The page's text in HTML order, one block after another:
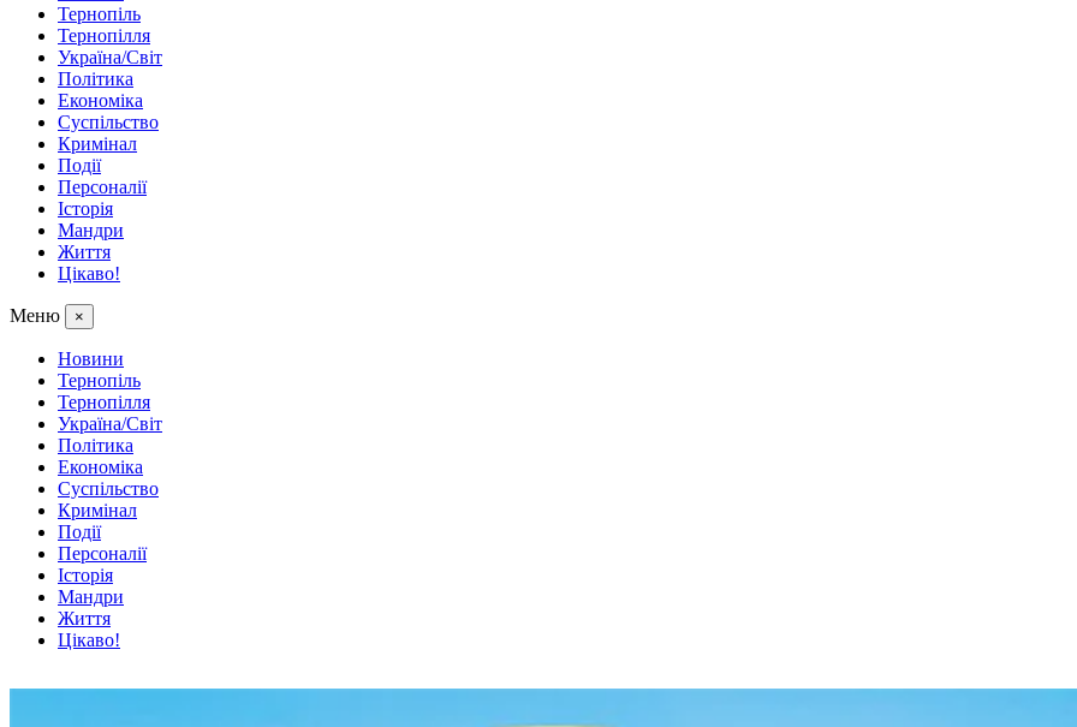
Тернопіль
Тернопілля
Україна/Світ
Політика
Економіка
Суспільство
Кримінал
Події
Персоналії
Історія
Мандри
Життя
Цікаво!
Меню ×
Новини
Тернопіль
Тернопілля
Україна/Світ
Політика
Економіка
Суспільство
Кримінал
Події
Персоналії
Історія
Мандри
Життя
Цікаво!